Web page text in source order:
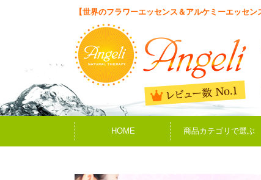
【世界のフラワーエッセンス＆アルケミーエッセ
HOME 商品カテゴリで選ぶ